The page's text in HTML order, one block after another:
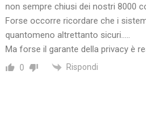
non sempre chiusi dei nostri 8000
Forse occorre ricordare che i
quantomeno altrettanto sicuri…..
Ma forse il garante della privacy è
0 Rispondi